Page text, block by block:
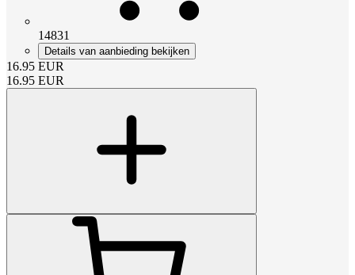
14831
Details van aanbieding bekijken
16.95 EUR
16.95 EUR